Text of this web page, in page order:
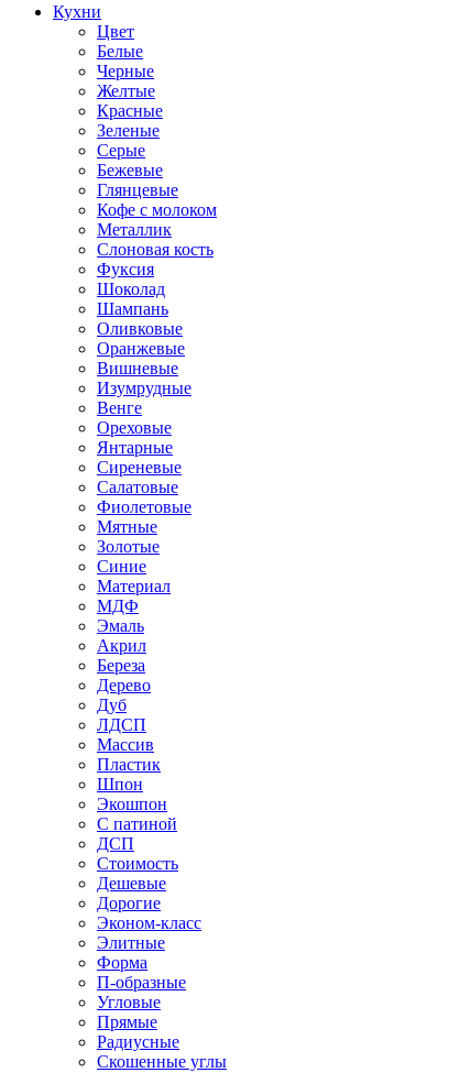
Кухни
Цвет
Белые
Черные
Желтые
Красные
Зеленые
Серые
Бежевые
Глянцевые
Кофе с молоком
Металлик
Слоновая кость
Фуксия
Шоколад
Шампань
Оливковые
Оранжевые
Вишневые
Изумрудные
Венге
Ореховые
Янтарные
Сиреневые
Салатовые
Фиолетовые
Мятные
Золотые
Синие
Материал
МДФ
Эмаль
Акрил
Береза
Дерево
Дуб
ЛДСП
Массив
Пластик
Шпон
Экошпон
С патиной
ДСП
Стоимость
Дешевые
Дорогие
Эконом-класс
Элитные
Форма
П-образные
Угловые
Прямые
Радиусные
Скошенные углы